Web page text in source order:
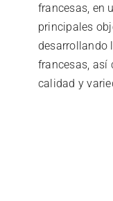
francesas, en
principales
desarrollando
francesas, así
calidad y